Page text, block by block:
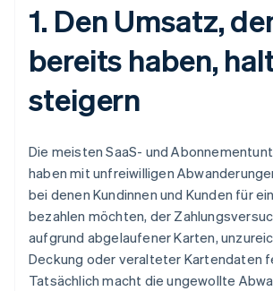
1. Den Umsatz,
bereits haben,
steigern
Die meisten SaaS- und
haben mit unfreiwilligen
bei denen Kundinnen und Kunden für
bezahlen möchten, der
aufgrund abgelaufener Karten,
Deckung oder veralteter Kartendaten
Tatsächlich macht die ungewollte